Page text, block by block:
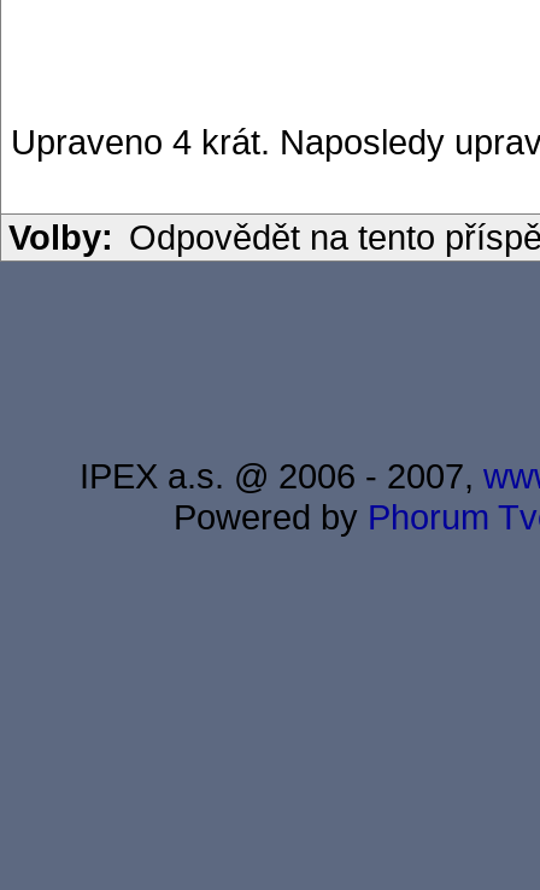
Upraveno 4 krát. Naposledy
Volby: Odpovědět na tento
IPEX a.s. @ 2006 - 2007,
Powered by Phorum